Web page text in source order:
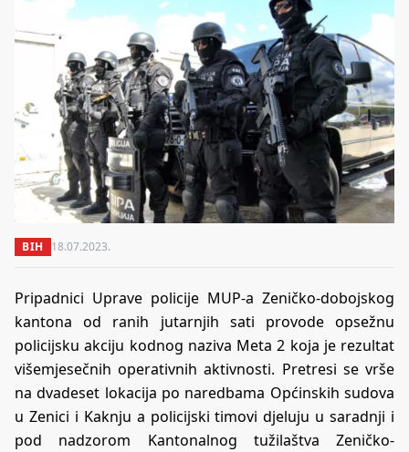
BIH 18.07.2023.
Pripadnici Uprave policije MUP-a Zeničko-dobojskog
kantona od ranih jutarnjih sati provode opsežnu
policijsku akciju kodnog naziva Meta 2 koja je rezultat
višemjesečnih operativnih aktivnosti. Pretresi se vrše
na dvadeset lokacija po naredbama Općinskih sudova
u Zenici i Kaknju a policijski timovi djeluju u saradnji i
pod nadzorom Kantonalnog tužilaštva Zeničko-